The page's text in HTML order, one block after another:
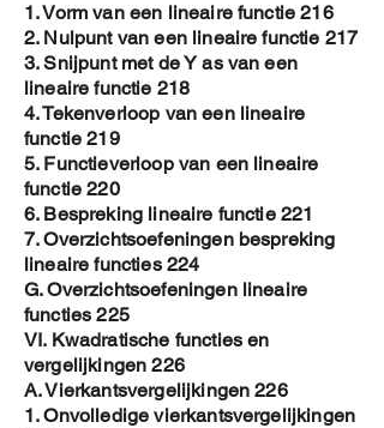
1. Vorm van een lineaire functie 216
2. Nulpunt van een lineaire functie 217
3. Snijpunt met de Y as van een
lineaire functie 218
4. Tekenverloop van een lineaire
functie 219
5. Functieverloop van een lineaire
functie 220
6. Bespreking lineaire functie 221
7. Overzichtsoefeningen bespreking
lineaire functies 224
G. Overzichtsoefeningen lineaire
functies 225
VI. Kwadratische functies en
vergelijkingen 226
A. Vierkantsvergelijkingen 226
1. Onvolledige vierkantsvergelijkingen